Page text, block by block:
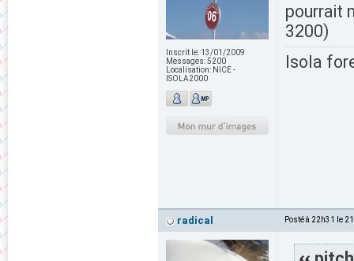
Inscrit le: 13/01/2009
Messages:5200
Localisation: NICE -
ISOLA2000
pourrait
3200)
Isola
radical Posté à 22h31 le